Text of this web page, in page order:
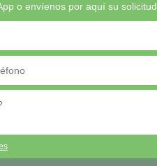
o envíenos por aquí su solicitud.